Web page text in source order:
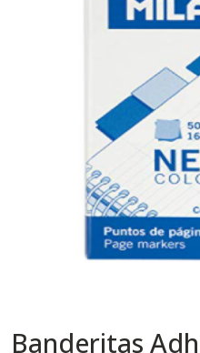
Banderitas